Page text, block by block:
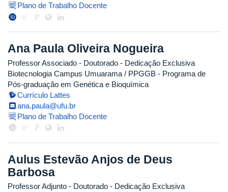
Plano de Trabalho Docente
Ana Paula Oliveira Nogueira
Professor Associado - Doutorado - Dedicação Exclusiva
Biotecnologia Campus Umuarama / PPGGB - Programa de
Pós-graduação em Genética e Bioquímica
Currículo Lattes
ana.paula@ufu.br
Plano de Trabalho Docente
Aulus Estevão Anjos de Deus
Barbosa
Professor Adjunto - Doutorado - Dedicação Exclusiva